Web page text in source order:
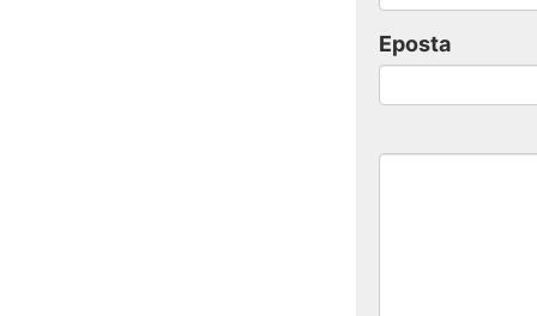
Eposta